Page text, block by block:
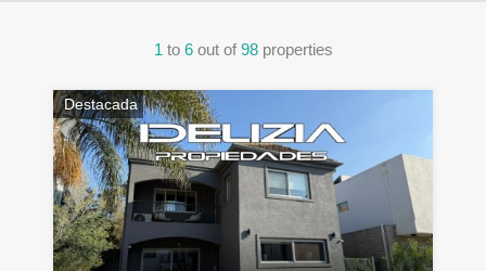
1 to 6out of 98properties
Destacada